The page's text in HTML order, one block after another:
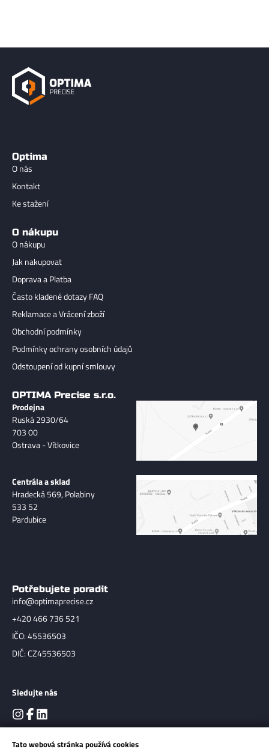
Optima
O nás
Kontakt
Ke stažení
O nákupu
O nákupu
Jak nakupovat
Doprava a Platba
Často kladené dotazy FAQ
Reklamace a Vrácení zboží
Obchodní podmínky
Podmínky ochrany osobních údajů
Odstoupení od kupní smlouvy
OPTIMA Precise s.r.o.
Prodejna
Ruská 2930/64
703 00
Ostrava - Vítkovice
Centrála a sklad
Hradecká 569, Polabiny
533 52
Pardubice
Potřebujete poradit
info@optimaprecise.cz
+420 466 736 521
IČO: 45536503
DIČ: CZ45536503
Sledujte nás
Tato webová stránka používá cookies